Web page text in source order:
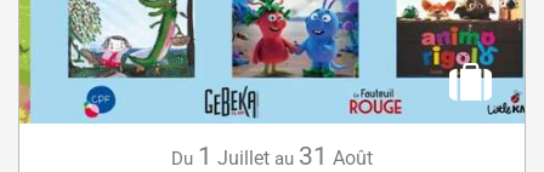
Du 1 Juillet au 31 Août